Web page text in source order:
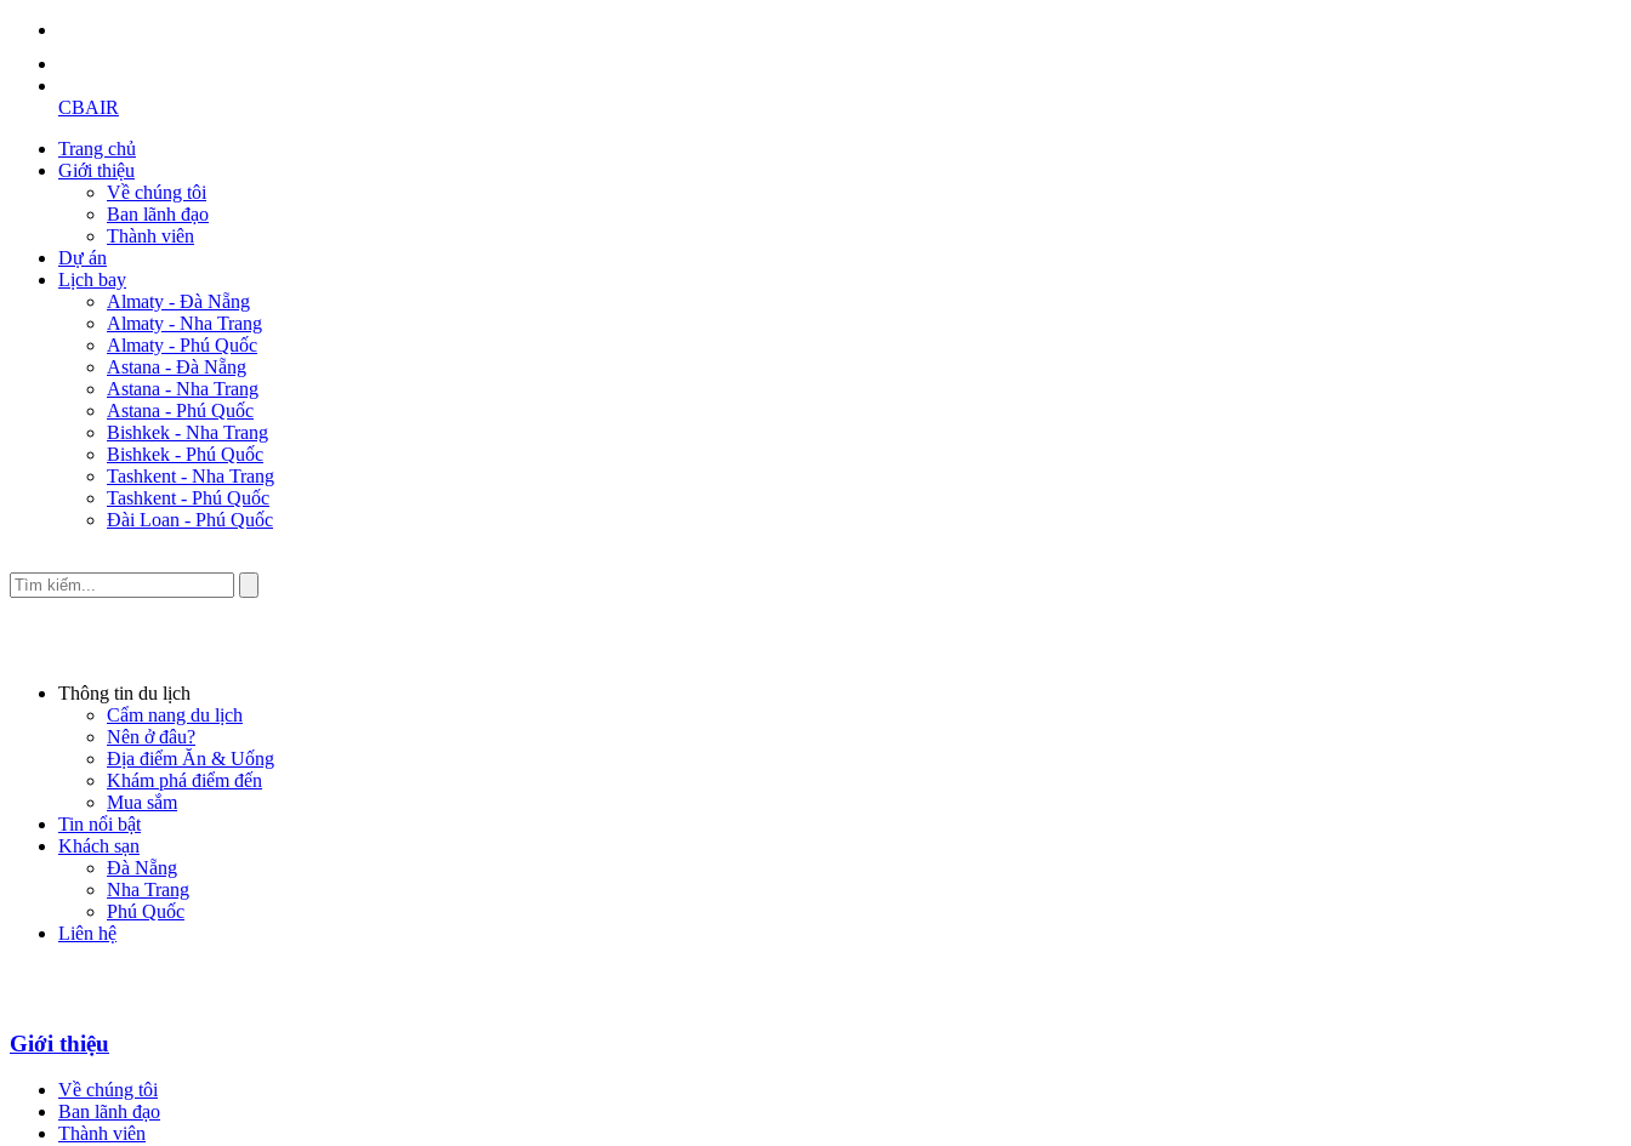
CBAIR
Trang chủ
Giới thiệu
Về chúng tôi
Ban lãnh đạo
Thành viên
Dự án
Lịch bay
Almaty - Đà Nẵng
Almaty - Nha Trang
Almaty - Phú Quốc
Astana - Đà Nẵng
Astana - Nha Trang
Astana - Phú Quốc
Bishkek - Nha Trang
Bishkek - Phú Quốc
Tashkent - Nha Trang
Tashkent - Phú Quốc
Đài Loan - Phú Quốc
Thông tin du lịch
Cẩm nang du lịch
Nên ở đâu?
Địa điểm Ăn & Uống
Khám phá điểm đến
Mua sắm
Tin nổi bật
Khách sạn
Đà Nẵng
Nha Trang
Phú Quốc
Liên hệ
Giới thiệu
Về chúng tôi
Ban lãnh đạo
Thành viên